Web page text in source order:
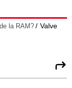
la RAM? Valve